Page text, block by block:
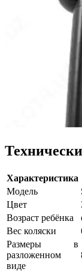
Характеристика
Модель
Цвет
Возраст ребёнка
Вес коляски
Размеры в
разложенном
виде